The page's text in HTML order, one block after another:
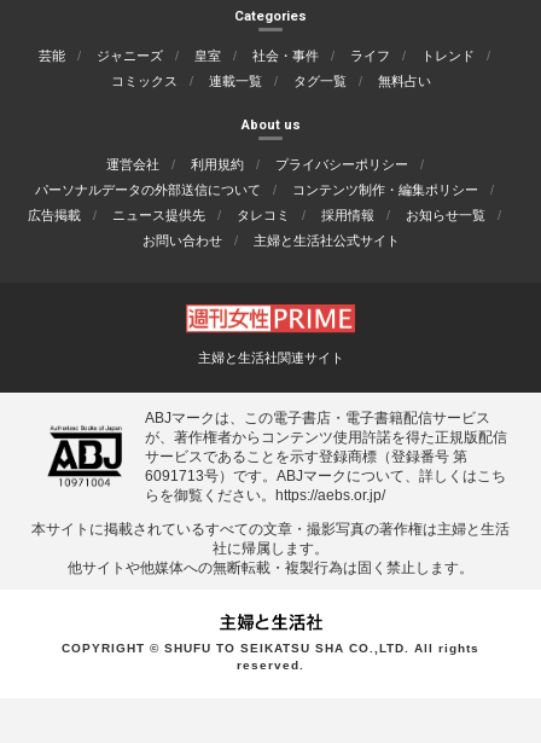
Categories
芸能 ジャニーズ 皇室 社会・事件 ライフ
トレンド
コミックス
連載一覧 タグ一覧 無料占い
About us
運営会社 利用規約
プライバシーポリシー
パーソナルデータの外部送信について
コンテンツ制作・編集ポリシー
広告掲載
ニュース提供先 タレコミ 採用情報
お知らせ一覧
お問い合わせ
主婦と生活社公式サイト
主婦と生活社関連サイト
ABJマークは、この電子書店・電子書籍配信サービス
が、著作権者からコンテンツ使用許諾を得た正規版配信
サービスであることを示す登録商標（登録番号 第
6091713号）です。ABJマークについて、詳しくはこち
らを御覧ください。 https://aebs.or.jp/
本サイトに掲載されているすべての⽂章・撮影写真の著作権は主婦と⽣活
社に帰属します。
他サイトや他媒体への無断転載・複製⾏為は固く禁⽌します。
COPYRIGHT © SHUFU TO SEIKATSU SHA CO.,LTD. All rights
reserved.